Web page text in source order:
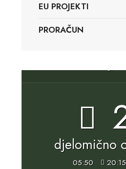
EU PROJEKTI
PRORAČUN
djelomično
05:50